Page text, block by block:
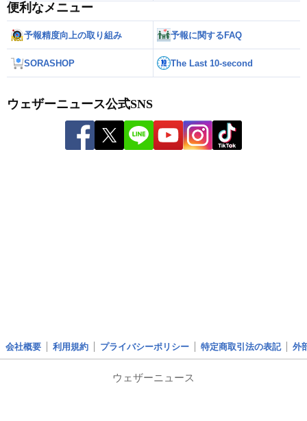
便利なメニュー
予報精度向上の取り組み 予報に関するFAQ
SORASHOP The Last 10-second
ウェザーニュース公式SNS
会社概要 利用規約 プライバシーポリシー 特定商取引法の表記 外
ウェザーニュース